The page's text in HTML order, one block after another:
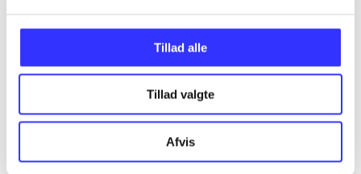
Tillad alle
Tillad valgte
Afvis
...
...